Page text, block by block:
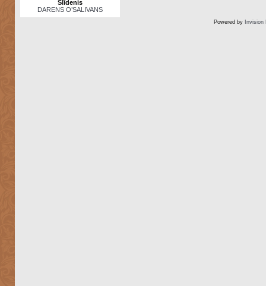
Slīdenis
DARENS O’SALIVANS
Powered by Invision